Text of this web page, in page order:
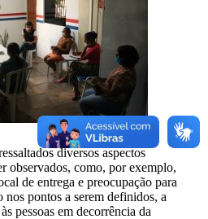
diversos aspectos
observados, como, por exemplo,
de entrega e preocupação para
nos pontos a serem definidos, a
pessoas em decorrência da